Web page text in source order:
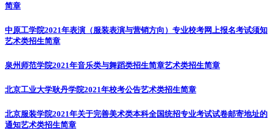
简章
中原工学院2021年表演（服装表演与营销方向）专业校考网上报名考试须知
艺术类招生简章
泉州师范学院2021年音乐类与舞蹈类招生简章艺术类招生简章
北京工业大学耿丹学院2021年校考公告艺术类招生简章
北京服装学院2021年关于完善美术类本科全国统招专业考试试卷邮寄地址的
通知艺术类招生简章